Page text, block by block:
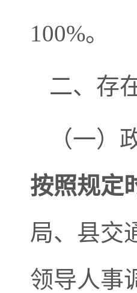
100%。
二、存
（一）
按照规定
局、县交
领导人事